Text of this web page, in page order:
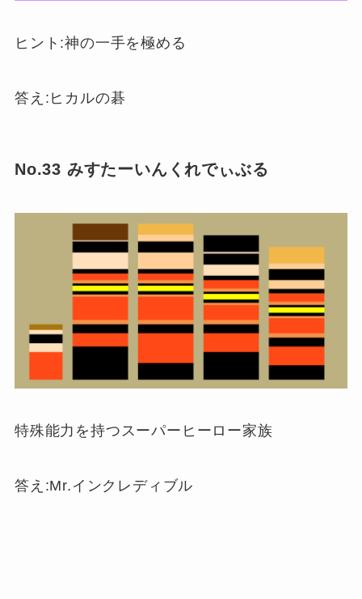
ヒント:神の一手を極める
答え:ヒカルの碁
No.33 みすたーいんくれでぃぶる
特殊能力を持つスーパーヒーロー家族
答え:Mr.インクレディブル